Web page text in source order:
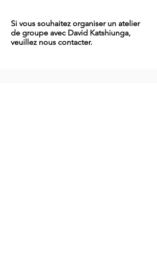
Si vous souhaitez organiser un atelier
de groupe avec David Katshiunga,
veuillez nous contacter.